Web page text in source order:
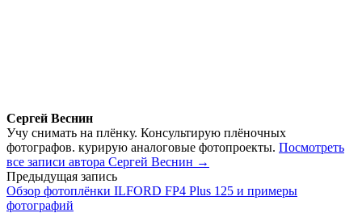
Сергей Веснин
Учу снимать на плёнку. Консультирую плёночных
фотографов. курирую аналоговые фотопроекты. Посмотреть
все записи автора Сергей Веснин →
Навигация
по
Предыдущая запись
Обзор фотоплёнки ILFORD FP4 Plus 125 и примеры
фотографий